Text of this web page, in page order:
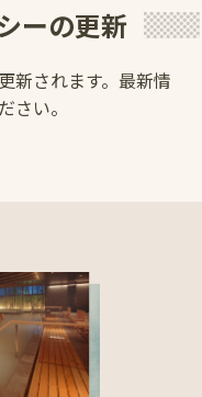
ーの更新
新されます。最新情
さい。